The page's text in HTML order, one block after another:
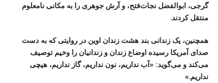
گرجی، ابوالفضل نجات‌فتح، و آرش جوهری را به مکانی نامعلوم
منتقل کردند.
همچنین، یک زندانی بند هشت زندان اوین در روایتی که به دست
صدای آمریکا رسیده اوضاع زندان و زندانیان را وخیم توصیف
می‌کند و می‌گوید: «آب نداریم، نون نداریم، گاز نداریم، هیچی
نداریم.»